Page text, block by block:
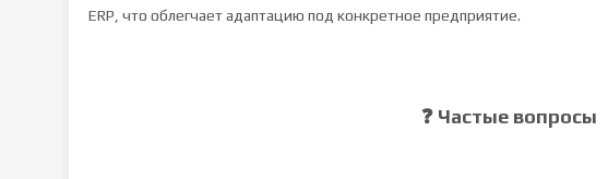
ERP, что облегчает адаптацию под конкретное предприятие.
❓ Частые вопросы